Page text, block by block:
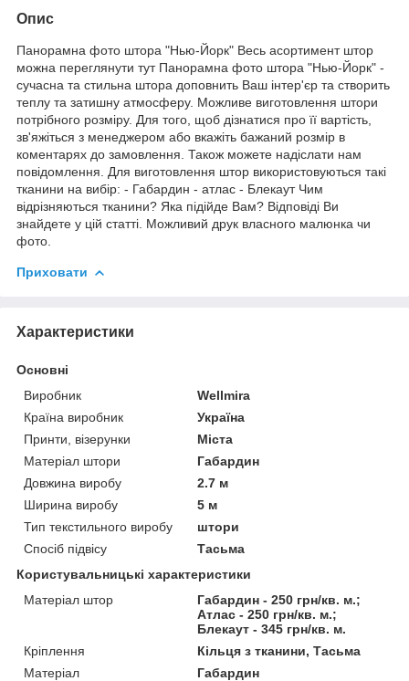
Опис
Панорамна фото штора "Нью-Йорк" Весь асортимент штор
можна переглянути тут Панорамна фото штора "Нью-Йорк" -
сучасна та стильна штора доповнить Ваш інтер'єр та створить
теплу та затишну атмосферу. Можливе виготовлення штори
потрібного розміру. Для того, щоб дізнатися про її вартість,
зв'яжіться з менеджером або вкажіть бажаний розмір в
коментарях до замовлення. Також можете надіслати нам
повідомлення. Для виготовлення штор використовуються такі
тканини на вибір: - Габардин - атлас - Блекаут Чим
відрізняються тканини? Яка підійде Вам? Відповіді Ви
знайдете у цій статті. Можливий друк власного малюнка чи
фото.
Приховати
Характеристики
Основні
Виробник
Wellmira
Країна виробник
Україна
Принти, візерунки
Міста
Матеріал штори
Габардин
Довжина виробу
2.7 м
Ширина виробу
5 м
Тип текстильного виробу
штори
Спосіб підвісу
Тасьма
Користувальницькі характеристики
Матеріал штор
Габардин - 250 грн/кв. м.;
Атлас - 250 грн/кв. м.;
Блекаут - 345 грн/кв. м.
Кріплення
Кільця з тканини, Тасьма
Матеріал
Габардин